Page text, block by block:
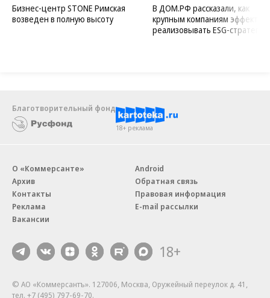
Бизнес-центр STONE Римская
возведен в полную высоту
В ДОМ.РФ рассказали, как
крупным компаниям
реализовывать ESG-стратегию
Благотворительный фонд
18+ реклама
О «Коммерсанте»
Архив
Контакты
Реклама
Вакансии
Android
Обратная связь
Правовая информация
E-mail рассылки
18+
© АО «Коммерсантъ». 127006, Москва, Оружейный переулок д. 41,
тел. +7 (495) 797-69-70.